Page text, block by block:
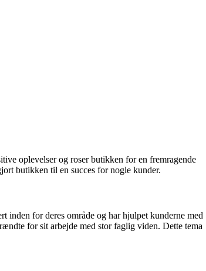
oplevelser og roser butikken for en fremragende
butikken til en succes for nogle kunder.
inden for deres område og har hjulpet kunderne med
for sit arbejde med stor faglig viden. Dette tema